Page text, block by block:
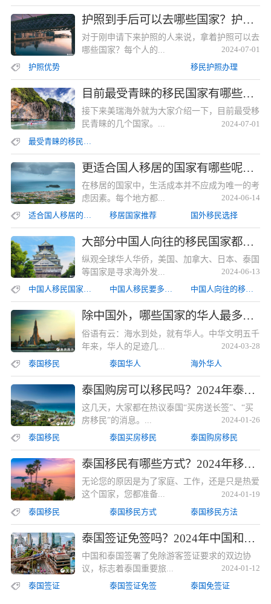
护照到手后可以去哪些国家？护照到手后可以去哪些国家？
对于刚申请下来护照的人来说，拿着护照可以去
哪些国家？每个人的...
2024-07-01
护照优势
移民护照办理
目前最受青睐的移民国家有哪些？目前最受青睐的移民国家有哪些？
接下来美瑞海外就为大家介绍一下，目前最受移
民青睐的几个国家。...
2024-07-01
更适合国人移居的国家有哪些呢？更适合国人移居的国家有哪些呢？
在移居的国家中，生活成本并不应成为唯一的考
虑因素。每个地方都...
2024-06-14
适合国人移居的国家
移居国家推荐 国外移民选择
大部分中国人向往的移民国家都有哪些呢?大部分中国人向往的移民国家都有哪些呢?
纵观全球华人华侨，美国、加拿大、日本、泰国
等国家是寻求海外发...
2024-06-13
中国人移民国家排行
中国人移民要多少钱 中国人向往的移民国家
除中国外，哪些国家的华人最多？第1名让人意外！除中国外，哪些国家的华人最多？第1名让人意外！
俗语有云：海水到处，就有华人。中华文明五千
年来，华人的足迹几...
2024-03-28
泰国移民
泰国华人 海外华人
泰国购房可以移民吗？2024年泰国买房或送签证泰国购房可以移民吗？2024年泰国买房或送签证
这几天，大家都在热议泰国“买房送长签”、“买
房移民”的消息。...
2024-01-26
泰国移民
泰国买房移民 泰国购房移民
泰国移民有哪些方式？2024年移民泰国的6种方法！泰国移民有哪些方式？2024年移民泰国的6种方法！
无论您的原因是为了家庭、工作，还是只是热爱
这个国家，您都准备...
2024-01-19
泰国移民
泰国移民方式 泰国移民方法
泰国签证免签吗？2024年中国和泰国签证互相免签吗？泰国签证免签吗？2024年中国和泰国签证互相免签吗？
中国和泰国签署了免除游客签证要求的双边协
议，标志着泰国重要旅...
2024-01-12
泰国签证
泰国签证免签 泰国免签证